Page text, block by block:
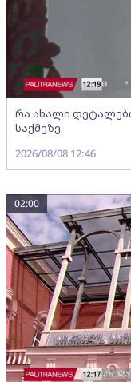
რა ახალი
საქმეზე
2026/08/08 12:46
02:00